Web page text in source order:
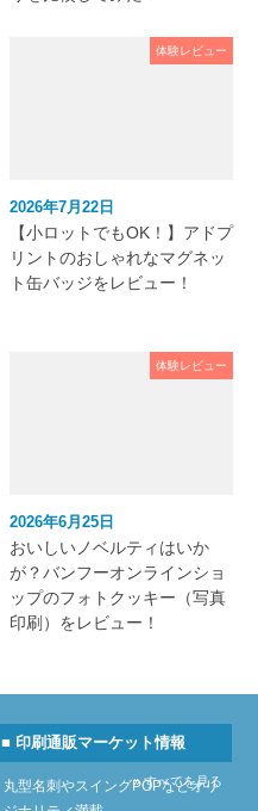
体験レビュー
2026年7月22日
【小ロットでもOK！】アドプ
リントのおしゃれなマグネッ
ト缶バッジをレビュー！
体験レビュー
2026年6月25日
おいしいノベルティはいか
が？バンフーオンラインショ
ップのフォトクッキー（写真
印刷）をレビュー！
■ 印刷通販マーケット情報
» すべてを見る
丸型名刺やスイングPOPなどオリ